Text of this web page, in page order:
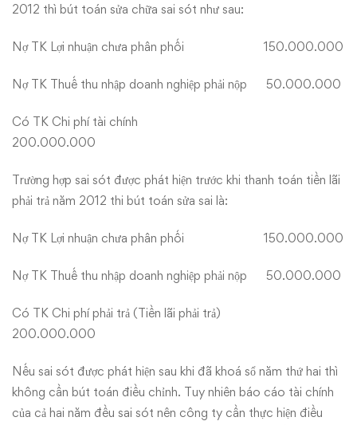
2012 thì bút toán sửa chữa sai sót như sau:
Nợ TK Lợi nhuận chưa phân phối 150.000.000
Nợ TK Thuế thu nhập doanh nghiệp phải nộp 50.000.000
Có TK Chi phí tài chính
200.000.000
Trường hợp sai sót được phát hiện trước khi thanh toán tiền lãi
phải trả năm 2012 thi bút toán sửa sai là:
Nợ TK Lợi nhuận chưa phân phối 150.000.000
Nợ TK Thuế thu nhập doanh nghiệp phải nộp 50.000.000
Có TK Chi phí phải trả (Tiền lãi phải trả)
200.000.000
Nếu sai sót được phát hiện sau khi đã khoá sổ năm thứ hai thì
không cần bút toán điều chỉnh. Tuy nhiên báo cáo tài chính
của cả hai năm đều sai sót nên công ty cần thực hiện điều